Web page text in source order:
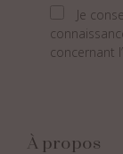
Je
concernant
À propos